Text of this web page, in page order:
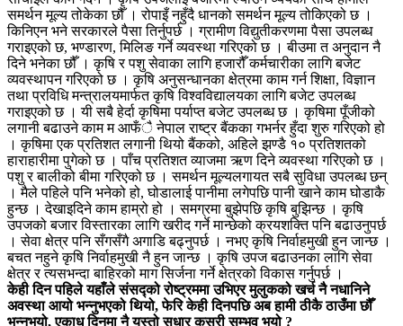
समर्थन मूल्य तोकेका छौँ । रोपाइँ नहुँदै धानको समर्थन मूल्य तोकिएको छ ।
किनिएन भने सरकारले पैसा तिर्नुपर्छ । ग्रामीण विद्युतीकरणमा पैसा उपलब्ध
गराइएको छ, भण्डारण, मिलिङ गर्ने व्यवस्था गरिएको छ । बीउमा त अनुदान नै
दिने भनेका छौँ । कृषि र पशु सेवाका लागि हजारौँ कर्मचारीका लागि बजेट
व्यवस्थापन गरिएको छ । कृषि अनुसन्धानका क्षेत्रमा काम गर्न शिक्षा, विज्ञान
तथा प्रविधि मन्त्रालयमार्फत कृषि विश्वविद्यालयका लागि बजेट उपलब्ध
गराइएको छ । यी सबै हेर्दा कृषिमा पर्याप्त बजेट उपलब्ध छ । कृषिमा पूँजीको
लगानी बढाउने काम म आफँै नेपाल राष्ट्र बैंकका गभर्नर हुँदा शुरु गरिएको हो
। कृषिमा एक प्रतिशत लगानी थियो बैंकको, अहिले झण्डै १० प्रतिशतको
हाराहारीमा पुगेको छ । पाँच प्रतिशत व्याजमा ऋण दिने व्यवस्था गरिएको छ ।
पशु र बालीको बीमा गरिएको छ । समर्थन मूल्यलगायत सबै सुविधा उपलब्ध छन्
। मैले पहिले पनि भनेको हो, घोडालाई पानीमा लगेपछि पानी खाने काम घोडाकै
हुन्छ । देखाइदिने काम हाम्रो हो । समग्रमा बुझेपछि कृषि बुझिन्छ । कृषि
उपजको बजार विस्तारका लागि खरीद गर्ने मान्छेको क्रयशक्ति पनि बढाउनुपर्छ
। सेवा क्षेत्र पनि सँगसँगै अगाडि बढ्नुपर्छ । नभए कृषि निर्वाहमुखी हुन जान्छ ।
बचत नहुने कृषि निर्वाहमुखी नै हुन जान्छ । कृषि उपज बढाउनका लागि सेवा
क्षेत्र र त्यसभन्दा बाहिरको माग सिर्जना गर्ने क्षेत्रको विकास गर्नुपर्छ ।
केही दिन पहिले यहाँले संसद्को रोष्ट्रममा उभिएर मुलुकको खर्च नै नधानिने
अवस्था आयो भन्नुभएको थियो, फेरि केही दिनपछि अब हामी ठीकै ठाउँमा छौँ
भन्नुभयो, एकाध दिनमा नै यस्तो सुधार कसरी सम्भव भयो ?